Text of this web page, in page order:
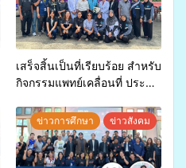
เสร็จสิ้นเป็นที่เรียบร้อย สำหรับ
กิจกรรมแพทย์เคลื่อนที่ ประจำ
สุขภาพแก่ประชาชนในพื้นที่
อำเภอจะนะ
ข่าวการศึกษา ข่าวสังคม